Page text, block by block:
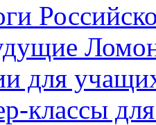
для
классы